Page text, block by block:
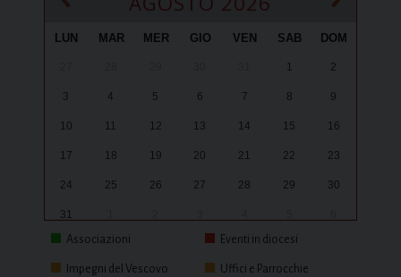
LUN MAR MER GIO VEN SAB DOM
1 2
3 4 5 6 7 8 9
10 11 12 13 14 15 16
17 18 19 20 21 22 23
24 25 26 27 28 29 30
31
Associazioni
Eventi in diocesi
Impegni del Vescovo Uffici e Parrocchie